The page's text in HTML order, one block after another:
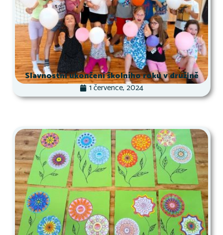
Slavnostní ukončení školního roku v družině
1 července, 2024